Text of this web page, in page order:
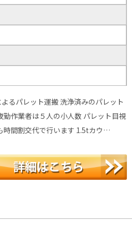
るパレット運搬 洗浄済みのパレット
勤作業者は５人の小人数 パレット目視
間割交代で行います 1.5tカウ…